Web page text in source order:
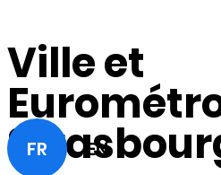
FR EN
Ville et